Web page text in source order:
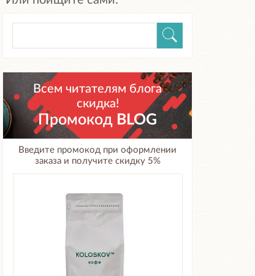
Всем читателям блога
скидка!
Промокод BLOG
Введите промокод при оформлении
заказа и получите скидку 5%